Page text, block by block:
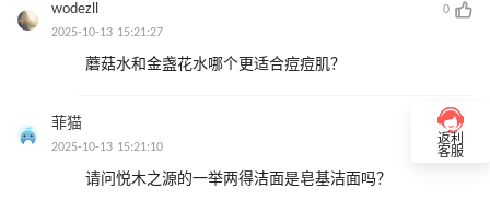
wodezll
0
2025-10-13 15:21:27
蘑菇水和金盏花水哪个更适合痘痘肌？
菲猫
0
2025-10-13 15:21:10
请问悦木之源的一举两得洁面是皂基洁面吗？
返利
客服